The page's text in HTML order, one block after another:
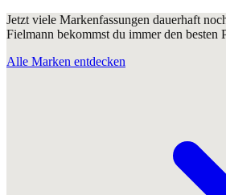
Jetzt viele Markenfassungen dauerhaft
Fielmann bekommst du immer den besten
Alle Marken entdecken